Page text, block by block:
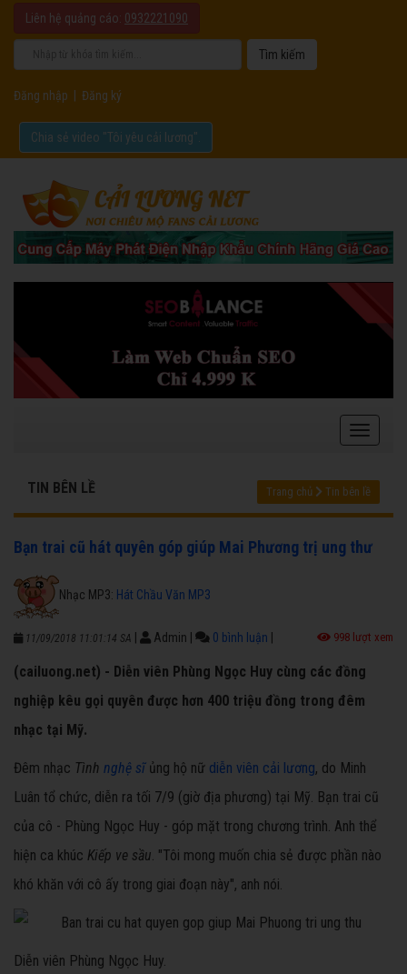
Liên hệ quảng cáo: 0932221090
Đăng nhập Đăng ký
Chia sẻ video "Tôi yêu cải lương".
TIN BÊN LỀ Trang chủ Tin bên lề
Bạn trai cũ hát quyên góp giúp Mai Phương trị ung thư
Nhạc MP3: Hát Chầu Văn MP3
11/09/2018 11:01:14 SA Admin 0 bình luận 998 lượt xem
(cailuong.net) - Diễn viên Phùng Ngọc Huy cùng các đồng
nghiệp kêu gọi quyên được hơn 400 triệu đồng trong đêm
nhạc tại Mỹ.
Đêm nhạc Tình nghệ sĩủng hộ nữ diễn viên cải lương, do Minh
Luân tổ chức, diễn ra tối 7/9 (giờ địa phương) tại Mỹ. Bạn trai cũ
của cô - Phùng Ngọc Huy - góp mặt trong chương trình. Anh thể
hiện ca khúc Kiếp ve sầu. "Tôi mong muốn chia sẻ được phần nào
khó khăn với cô ấy trong giai đoạn này", anh nói.
Diễn viên Phùng Ngọc Huy.